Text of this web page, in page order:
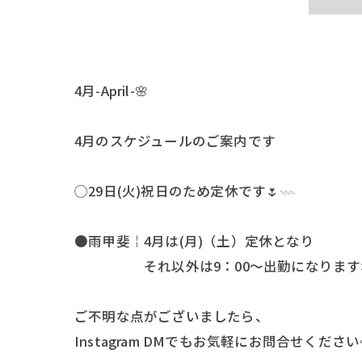
4月-April-🌸
4月のスケジュールのご案内です
◯29日(火)祝日のため定休です🌷𓇠
●雨甲斐￤4月は(月)（土）定休となり
それ以外は9：00〜出勤になります
ご不明な点がございましたら、
Instagram DMでもお気軽にお問合せくださ